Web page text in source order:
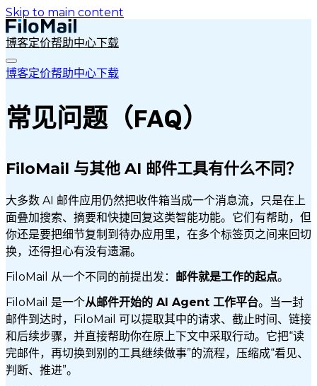
Skip to main content
博客定价帮助中心下载
博客定价帮助中心下载
常见问题（FAQ）
FiloMail 与其他 AI 邮件工具有什么不同？
大多数 AI 邮件应用仍然把收件箱当成一个消息流，只是在上
面叠加搜索、摘要和快捷回复这类智能功能。它们有帮助，但
你还是要把细节复制到待办应用里，在多个标签页之间来回切
换，还得担心有没有遗漏。
FiloMail 从一个不同的前提出发： 邮件就是工作的起点。
FiloMail 是一个从邮件开始的 AI Agent 工作平台。当一封
邮件到达时，FiloMail 可以提取其中的请求、截止时间、链接
和后续步骤，并直接帮助你在原上下文中采取行动。它把“读
完邮件，再切换到别的工具继续做事”的流程，压缩成“看见、
判断、推进”。